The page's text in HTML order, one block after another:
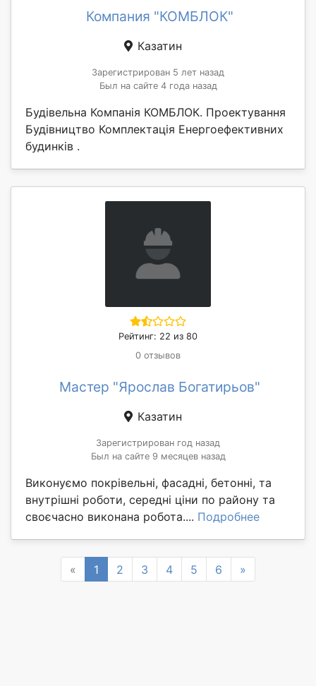
Компания "КОМБЛОК"
Казатин
Зарегистрирован 5 лет назад
Был на сайте 4 года назад
Будівельна Компанія КОМБЛОК. Проектування
Будівництво Комплектація Енергоефективних
будинків .
Рейтинг: 22 из 80
0 отзывов
Мастер "Ярослав Богатирьов"
Казатин
Зарегистрирован год назад
Был на сайте 9 месяцев назад
Виконуємо покрівельні, фасадні, бетонні, та
внутрішні роботи, середні ціни по району та
своєчасно виконана робота.... Подробнее
« Previous
1 2 3 4 5 6 »